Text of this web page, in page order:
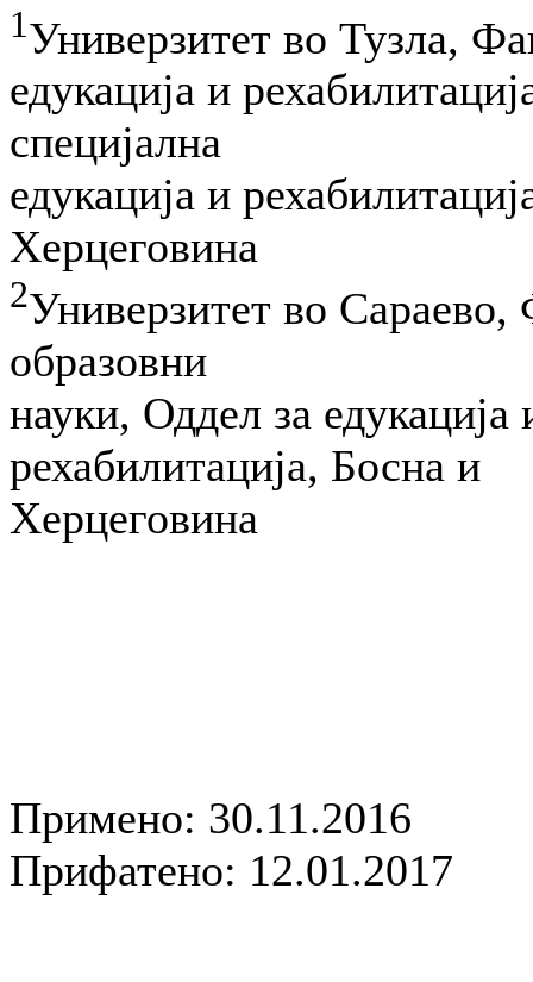
1Универзитет во Тузла,
едукација и
специјална
едукација и
Херцеговина
2Универзитет во Сараево,
образовни
науки, Оддел за едукација
рехабилитација, Босна и
Херцеговина
Примено: 30.11.2016
Прифатено: 12.01.2017